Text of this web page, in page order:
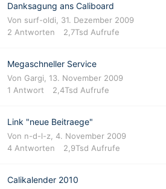
Danksagung ans Caliboard
Von surf-oldi, 31. Dezember 2009
2 Antworten 2,7Tsd Aufrufe
Megaschneller Service
Von Gargi, 13. November 2009
1 Antwort 2,4Tsd Aufrufe
Link "neue Beitraege"
Von n-d-l-z, 4. November 2009
4 Antworten 2,9Tsd Aufrufe
Calikalender 2010